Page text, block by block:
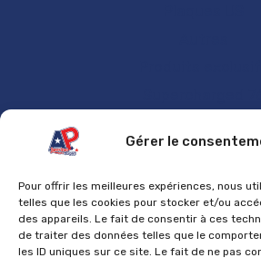
Gérer le
Pour offrir les meilleures expériences, nous
telles que les cookies pour stocker et/ou
des appareils. Le fait de consentir à ces
de traiter des données telles que le
les ID uniques sur ce site. Le fait de ne pas
GÉNÉRAL
Contact
Mentions